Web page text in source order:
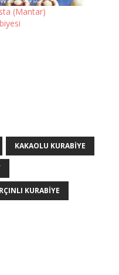
(Mantar)
KAKAOLU KURABIYE
KURABIYE